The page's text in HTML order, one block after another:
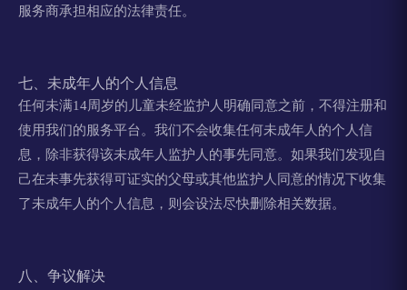
服务商承担相应的法律责任。
七、未成年人的个人信息
任何未满14周岁的儿童未经监护人明确同意之前，不得注册和
使用我们的服务平台。我们不会收集任何未成年人的个人信
息，除非获得该未成年人监护人的事先同意。如果我们发现自
己在未事先获得可证实的父母或其他监护人同意的情况下收集
了未成年人的个人信息，则会设法尽快删除相关数据。
八、争议解决